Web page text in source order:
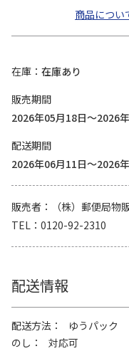
商品につい
在庫
在庫あり
販売期間
2026年05月18日～2026
配送期間
2026年06月11日～2026
販売者
（株）郵便局物
TEL
0120-92-2310
配送情報
配送方法
ゆうパック
のし
対応可